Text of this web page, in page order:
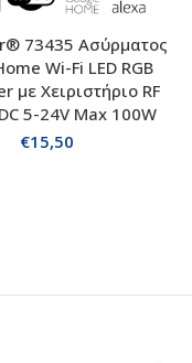
ΣΤΟ ΚΑΛΑΘΙ
73435 Ασύρματος
Wi-Fi LED RGB
με Χειριστήριο RF
5-24V Max 100W
€15,50